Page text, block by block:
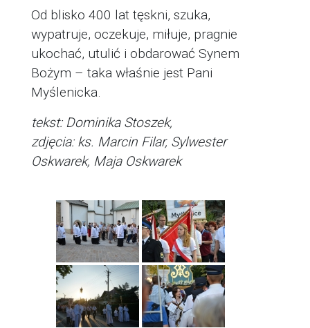
Od blisko 400 lat tęskni, szuka,
wypatruje, oczekuje, miłuje, pragnie
ukochać, utulić i obdarować Synem
Bożym – taka właśnie jest Pani
Myślenicka.
tekst: Dominika Stoszek,
zdjęcia: ks. Marcin Filar, Sylwester
Oskwarek, Maja Oskwarek